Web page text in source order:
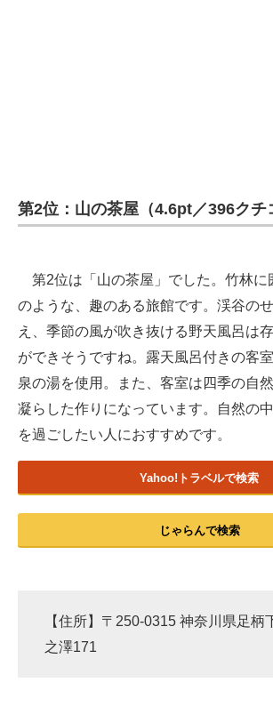
第2位：山の茶屋（4.6pt／396クチ
第2位は「山の茶屋」でした。竹林に
のような、趣のある旅館です。渓谷の
え、季節の風が吹き抜ける野天風呂は
ができそうですね。露天風呂付きの客
泉の湯を使用。また、客室は四季の自
凝らした作りになっています。自然の
を過ごしたい人におすすめです。
Yahoo!トラベルで検索
じゃらんで検索
【住所】〒250-0315 神奈川県足柄
之澤171